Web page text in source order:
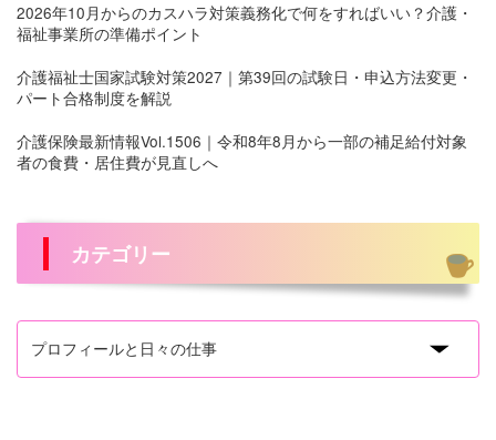
2026年10月からのカスハラ対策義務化で何をすればいい？介護・
福祉事業所の準備ポイント
介護福祉士国家試験対策2027｜第39回の試験日・申込方法変更・
パート合格制度を解説
介護保険最新情報Vol.1506｜令和8年8月から一部の補足給付対象
者の食費・居住費が見直しへ
カテゴリー